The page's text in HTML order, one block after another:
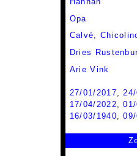
Opa
Calvé,
Dries
Arie Vink
27/01/2017
17/04/2022 ,
16/03/1940 ,